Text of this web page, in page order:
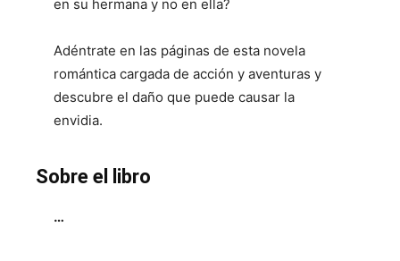
en su hermana y no en ella?
Adéntrate en las páginas de esta novela
romántica cargada de acción y aventuras y
descubre el daño que puede causar la
envidia.
Sobre el libro
…